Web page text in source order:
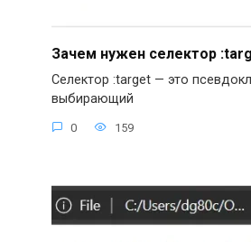
Зачем нужен селектор
Селектор :target — это
выбирающий
0 159